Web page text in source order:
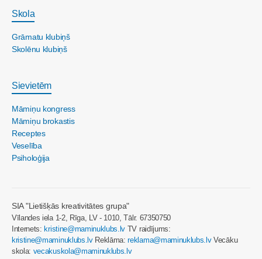
Skola
Grāmatu klubiņš
Skolēnu klubiņš
Sievietēm
Māmiņu kongress
Māmiņu brokastis
Receptes
Veselība
Psiholoģija
SIA "Lietišķās kreativitātes grupa"
Vīlandes iela 1-2, Rīga, LV - 1010, Tālr. 67350750
Internets: kristine@maminuklubs.lv TV raidījums:
kristine@maminuklubs.lvReklāma:reklama@maminuklubs.lvVecāku
skola: vecakuskola@maminuklubs.lv